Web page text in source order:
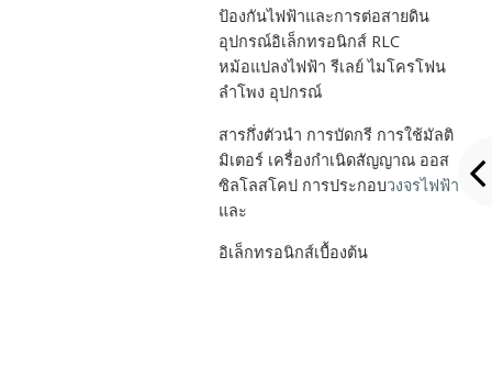
ป้องกันไฟฟ้าและการต่อสายดิน
อุปกรณ์อิเล็กทรอนิกส์ RLC
หม้อแปลงไฟฟ้า รีเลย์ ไมโครโฟน
ลำโพง อุปกรณ์
สารกึ่งตัวนำ การบัดกรี การใช้มัลติ
มิเตอร์ เครื่องกำเนิดสัญญาณ ออส
ซิลโลสโคป การประกอบวงจรไฟฟ้า
และ
อิเล็กทรอนิกส์เบื้องต้น